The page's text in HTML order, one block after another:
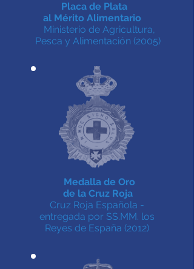
Placa de Plata
al Mérito Alimentario
Ministerio de Agricultura,
Pesca y Alimentación (2005)
Medalla de Oro
de la Cruz Roja
Cruz Roja Española -
entregada por SS.MM. los
Reyes de España (2012)